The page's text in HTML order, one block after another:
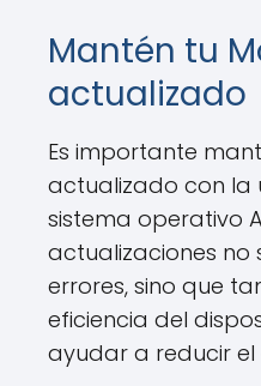
Mantén tu
actualizado
Es importante
actualizado con la
sistema operativo
actualizaciones no
errores, sino que
eficiencia del
ayudar a reducir